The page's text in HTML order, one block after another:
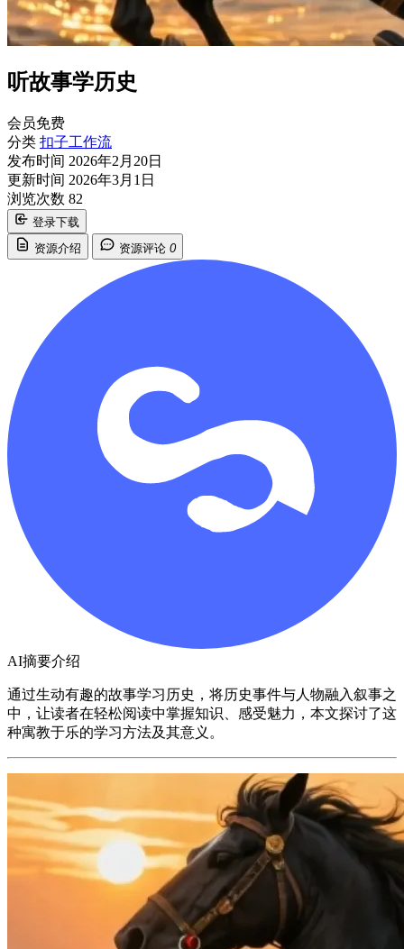
听故事学历史
会员免费
分类 扣子工作流
发布时间 2026年2月20日
更新时间 2026年3月1日
浏览次数 82
登录下载
资源介绍
资源评论 0
AI摘要介绍
通过生动有趣的故事学习历史，将历史事件与人物融入叙事之
中，让读者在轻松阅读中掌握知识、感受魅力，本文探讨了这
种寓教于乐的学习方法及其意义。